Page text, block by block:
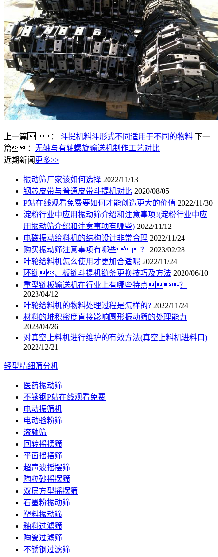
上一篇： 斗提机料斗形式不同适用于不同的物料 下一
篇： 无轴与有轴螺旋输送机制作工艺对比
近期新闻 更多>>
振动筛厂家该如何选择 2022/11/13
钢芯皮带与普通皮带斗提机对比 2020/08/05
P站在线观看免费要如何才能创造更大的价值 2022/11/30
淀粉行业中应用振动筛介绍和注意事项!(淀粉行业中应
用振动筛介绍和注意事项有哪些) 2022/11/12
电磁振动给料机的结构设计非常合理 2022/11/24
购买振动筛注意事项有哪些？
2023/02/28
叶轮给料机怎么使用才更加合适呢 2022/11/24
环链、板链斗提机链条更换技巧及方法 2020/06/10
重型链板输送机在行业上有哪些特点？
2023/04/12
叶轮给料机的物料处理过程是怎样的? 2022/11/24
材料的堆积密度直接影响圆形振动筛的处理能力
2023/04/26
对真空上料机进行维护的有效方法(真空上料机进料口)
2022/12/21
轻型精细筛分机
医药振动筛
不锈钢P站在线观看免费
电动振筛机
电动验粉筛
滚轴筛
回转摇摆筛
平面摇摆筛
超声波摇摆筛
陶粒砂摇摆筛
双层方型摇摆筛
石墨粉振动筛
塑料振动筛
釉料过滤筛
陶瓷过滤筛
不锈钢过滤筛